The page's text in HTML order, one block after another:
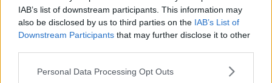
IAB’s list of downstream participants. This information may
also be disclosed by us to third parties on the IAB’s List of
Downstream Participants that may further disclose it to other
Personal Data Processing Opt Outs